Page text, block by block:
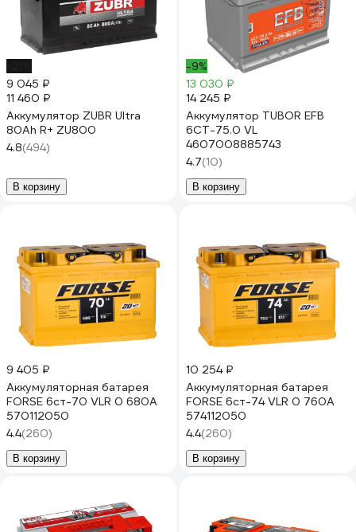
9 045 ₽
11 460 ₽
Аккумулятор ZUBR Ultra
80Ah R+ ZU800
4.8(494)
В корзину
-9%
13 030 ₽
14 245 ₽
Аккумулятор TUBOR EFB
6СТ-75.0 VL
4607008885743
4.7(10)
В корзину
9 405 ₽
Аккумуляторная батарея
FORSE 6ст-70 VLR 0 680A
570112050
4.4(260)
В корзину
10 254 ₽
Аккумуляторная батарея
FORSE 6ст-74 VLR 0 760A
574112050
4.4(260)
В корзину